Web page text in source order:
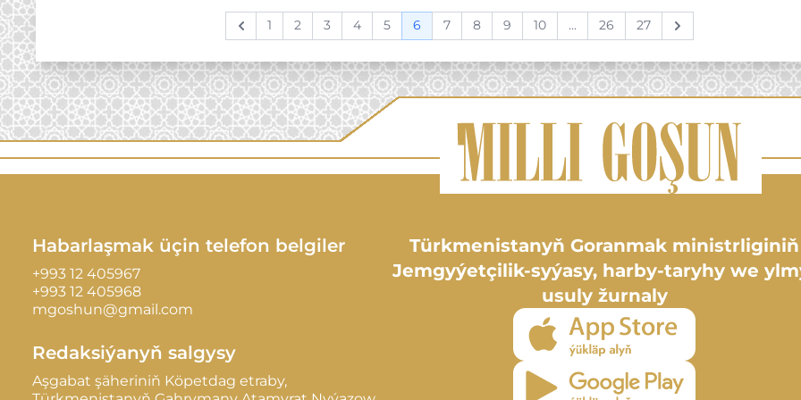
Previous
1 2 3 4 5 6 7 8 9 10 ... 26 27 Next
Habarlaşmak üçin telefon belgiler
+993 12 405967
+993 12 405968
mgoshun@gmail.com
Redaksiýanyň salgysy
Aşgabat şäheriniň Köpetdag etraby,
Türkmenistanyň Goranmak ministrliginiň
Jemgyýetçilik-syýasy, harby-taryhy we
usuly žurnaly